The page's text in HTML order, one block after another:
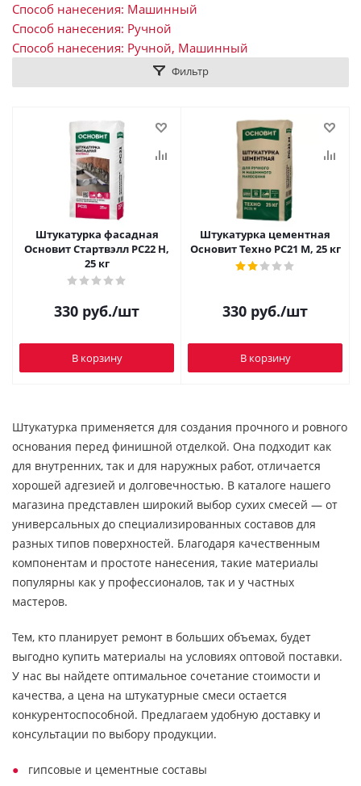
Способ нанесения: Машинный
Способ нанесения: Ручной
Способ нанесения: Ручной, Машинный
Фильтр
Штукатурка фасадная
Основит Стартвэлл PC22 H,
25 кг
330 руб./шт
В корзину
Штукатурка цементная
Основит Техно PC21 M, 25 кг
330 руб./шт
В корзину
Штукатурка применяется для создания прочного и ровного
основания перед финишной отделкой. Она подходит как
для внутренних, так и для наружных работ, отличается
хорошей адгезией и долговечностью. В каталоге нашего
магазина представлен широкий выбор сухих смесей — от
универсальных до специализированных составов для
разных типов поверхностей. Благодаря качественным
компонентам и простоте нанесения, такие материалы
популярны как у профессионалов, так и у частных
мастеров.
Тем, кто планирует ремонт в больших объемах, будет
выгодно купить материалы на условиях оптовой поставки.
У нас вы найдете оптимальное сочетание стоимости и
качества, а цена на штукатурные смеси остается
конкурентоспособной. Предлагаем удобную доставку и
консультации по выбору продукции.
гипсовые и цементные составы